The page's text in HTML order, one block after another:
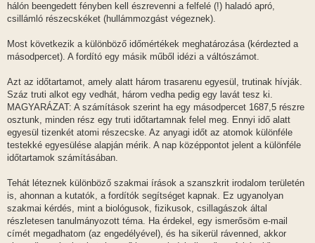
hálón beengedett fényben kell észrevenni a felfelé (!) haladó apró,
csillámló részecskéket (hullámmozgást végeznek).
Most következik a különböző időmértékek meghatározása (kérdezted a
másodpercet). A fordító egy másik műből idézi a váltószámot.
Azt az időtartamot, amely alatt három trasarenu egyesül, trutinak hívják.
Száz truti alkot egy vedhát, három vedha pedig egy lavát tesz ki.
MAGYARÁZAT: A számítások szerint ha egy másodpercet 1687,5 részre
osztunk, minden rész egy truti időtartamnak felel meg. Ennyi idő alatt
egyesül tizenkét atomi részecske. Az anyagi időt az atomok különféle
testekké egyesülése alapján mérik. A nap középpontot jelent a különféle
időtartamok számításában.
Tehát léteznek különböző szakmai írások a szanszkrit irodalom területén
is, ahonnan a kutatók, a fordítók segítséget kapnak. Ez ugyanolyan
szakmai kérdés, mint a biológusok, fizikusok, csillagászok által
részletesen tanulmányozott téma. Ha érdekel, egy ismerősöm e-mail
címét megadhatom (az engedélyével), és ha sikerül rávenned, akkor